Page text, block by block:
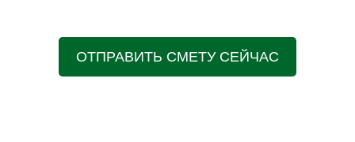
ОТПРАВИТЬ СМЕТУ СЕЙЧАС